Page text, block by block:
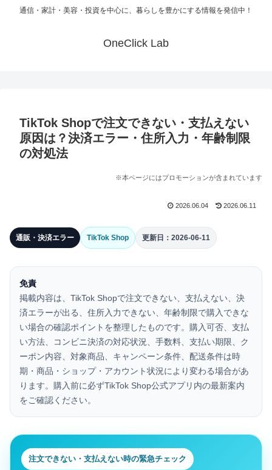
通信・家計・美容・投資を中心に、暮らしを豊かにする情報を発信中！
OneClick Lab
TikTok Shopで注文できない・支払えない
原因は？決済エラー・住所入力・年齢制限
の対処法
※本ページにはプロモーションが含まれています
2026.06.04 2026.06.11
通販・決済エラー TikTok Shop 更新日：2026-06-11
免責
掲載内容は、TikTok Shopで注文できない、支払えない、決
済エラーが出る、住所入力できない、年齢制限で購入できな
い場合の確認ポイントを整理したものです。購入可否、支払
い方法、コンビニ決済の対応状況、手数料、支払い期限、ク
ーポン内容、対象商品、キャンペーン条件、配送条件は時
期・商品・ショップ・アカウント状況により変わる場合があ
ります。購入前に必ずTikTok Shop公式アプリ内の最新案内
をご確認ください。
注文できない・支払えない時の緊急チェック